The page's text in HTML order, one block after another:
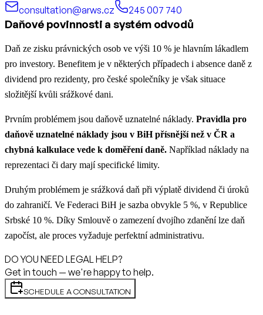
consultation@arws.cz
245 007 740
Daňové povinnosti a systém odvodů
Daň ze zisku právnických osob ve výši 10 % je hlavním lákadlem
pro investory. Benefitem je v některých případech i absence daně z
dividend pro rezidenty, pro české společníky je však situace
složitější kvůli srážkové dani.
Prvním problémem jsou daňově uznatelné náklady. Pravidla pro
daňově uznatelné náklady jsou v BiH přísnější než v ČR a
chybná kalkulace vede k doměření daně. Například náklady na
reprezentaci či dary mají specifické limity.
Druhým problémem je srážková daň při výplatě dividend či úroků
do zahraničí. Ve Federaci BiH je sazba obvykle 5 %, v Republice
Srbské 10 %. Díky Smlouvě o zamezení dvojího zdanění lze daň
započíst, ale proces vyžaduje perfektní administrativu.
DO YOU NEED LEGAL HELP?
Get in touch — we're happy to help.
SCHEDULE A CONSULTATION